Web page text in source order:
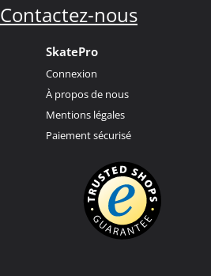
Contactez-nous
SkatePro
Connexion
À propos de nous
Mentions légales
Paiement sécurisé